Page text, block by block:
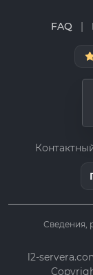
FAQ |
Сведения,
l2-